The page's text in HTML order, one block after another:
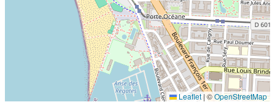
Leaflet|©OpenStreetMap